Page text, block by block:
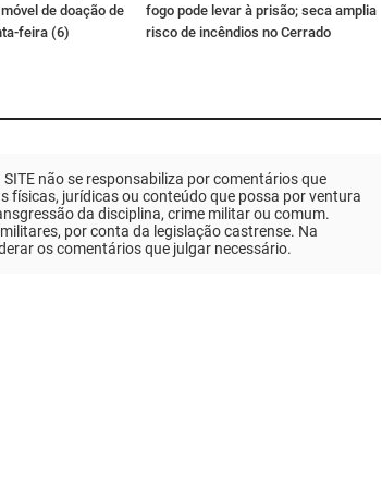
de doação de
feira (6)
fogo pode levar à prisão; seca amplia
risco de incêndios no Cerrado
SITE não se responsabiliza por comentários que
físicas, jurídicas ou conteúdo que possa por ventura
da disciplina, crime militar ou comum.
por conta da legislação castrense. Na
os comentários que julgar necessário.